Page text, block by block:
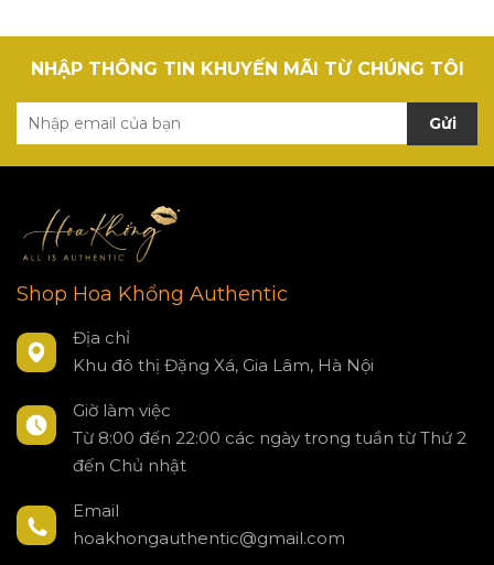
NHẬP THÔNG TIN KHUYẾN MÃI TỪ CHÚNG TÔI
Gửi
Shop Hoa Khổng Authentic
Địa chỉ
Khu đô thị Đặng Xá, Gia Lâm, Hà Nội
Giờ làm việc
Từ 8:00 đến 22:00 các ngày trong tuần từ Thứ 2
đến Chủ nhật
Email
hoakhongauthentic@gmail.com